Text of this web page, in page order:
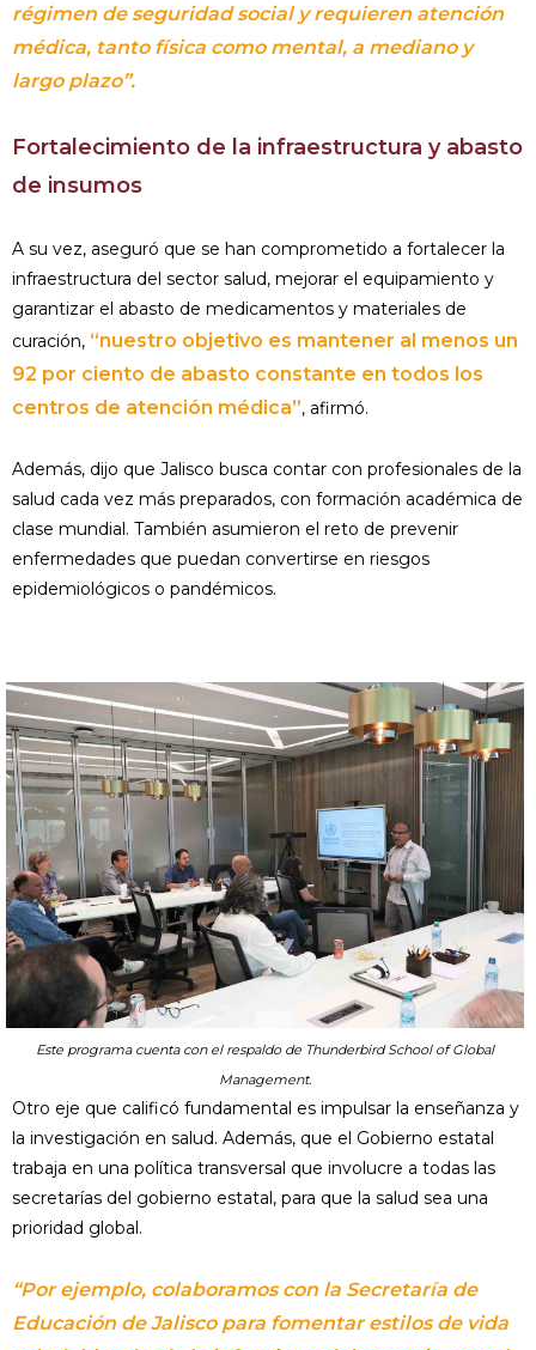
régimen de seguridad social y requieren atención
médica, tanto física como mental, a mediano y
largo plazo”.
Fortalecimiento de la infraestructura y abasto
de insumos
A su vez, aseguró que se han comprometido a fortalecer la
infraestructura del sector salud, mejorar el equipamiento y
garantizar el abasto de medicamentos y materiales de
curación, “nuestro objetivo es mantener al menos un
92 por ciento de abasto constante en todos los
centros de atención médica”, afirmó.
Además, dijo que Jalisco busca contar con profesionales de la
salud cada vez más preparados, con formación académica de
clase mundial. También asumieron el reto de prevenir
enfermedades que puedan convertirse en riesgos
epidemiológicos o pandémicos.
Este programa cuenta con el respaldo de Thunderbird School of Global
Management.
Otro eje que calificó fundamental es impulsar la enseñanza y
la investigación en salud. Además, que el Gobierno estatal
trabaja en una política transversal que involucre a todas las
secretarías del gobierno estatal, para que la salud sea una
prioridad global.
“Por ejemplo, colaboramos con la Secretaría de
Educación de Jalisco para fomentar estilos de vida